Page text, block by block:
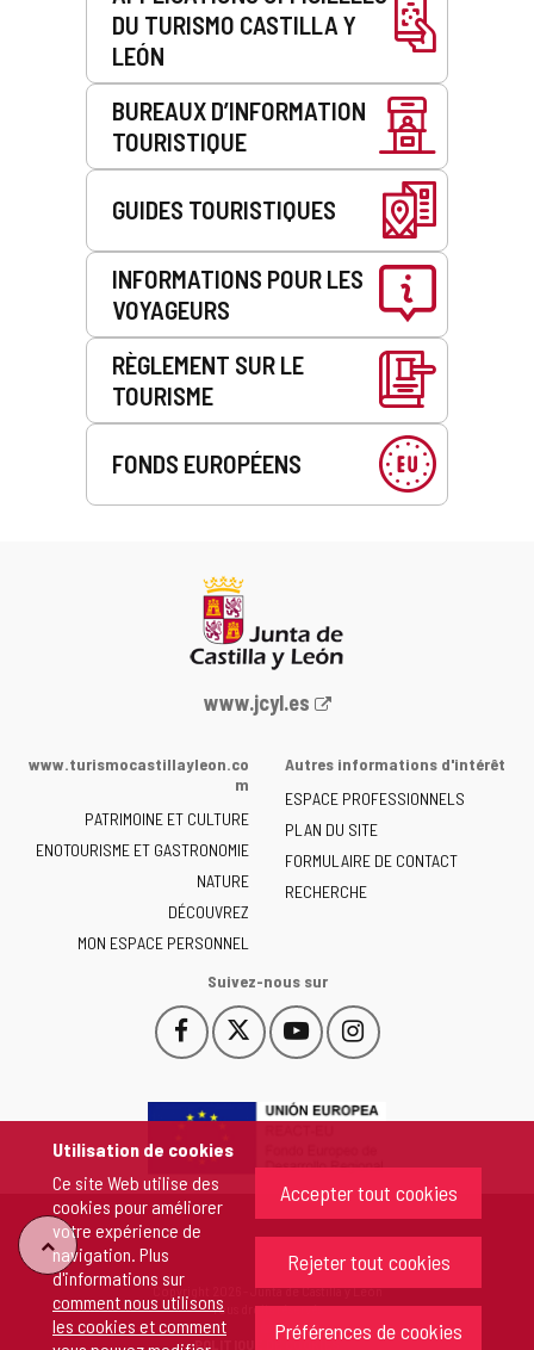
Utilisation de cookies
Ce site Web utilise des
cookies pour améliorer
votre expérience de
navigation. Plus
d'informations sur
comment nous utilisons
les cookies et comment
Accepter tout cookies
Rejeter tout cookies
Préférences de cookies
DU TURISMO CASTILLA Y
LEÓN
BUREAUX D’INFORMATION
TOURISTIQUE
GUIDES TOURISTIQUES
INFORMATIONS POUR LES
VOYAGEURS
RÈGLEMENT SUR LE
TOURISME
FONDS EUROPÉENS
Portail
la
de
Castilla
y
León
-
www.jcyl.es
www.turismocastillayleon.co
m
PATRIMOINE ET CULTURE
ENOTOURISME ET GASTRONOMIE
NATURE
DÉCOUVREZ
MON ESPACE PERSONNEL
Autres informations d'intérêt
ESPACE PROFESSIONNELS
PLAN DU SITE
FORMULAIRE DE CONTACT
RECHERCHE
Suivez-nous sur
Facebook
Este
enlace
abrirá
una
ventana
nueva.
Este
enlace
abrirá
ventana
nueva.
YouTube
Este
enlace
abrirá
ventana
nueva.
Instagram
Este
enlace
abrirá
ventana
nueva.
"Retour
Copyright 2026 - Junta de Castilla y León
Tous droits réservés
POLITIQUE DE COOKIES